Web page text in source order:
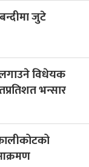
जुटे
लगाउने विधेयक
भन्सार